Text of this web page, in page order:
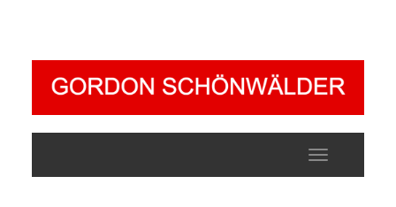
Toggle
navigation